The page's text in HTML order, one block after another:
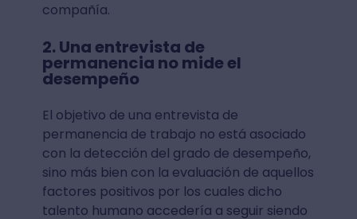
compañía.
2. Una entrevista de
permanencia no mide el
desempeño
El objetivo de una entrevista de
permanencia de trabajo no está asociado
con la detección del grado de desempeño,
sino más bien con la evaluación de aquellos
factores positivos por los cuales dicho
talento humano accedería a seguir siendo